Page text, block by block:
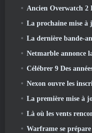
Ancien Overwatch 2 Le
La prochaine mise à jour
La dernière bande-annonce de
Netmarble annonce la date de lancement
Célébrer 9 Des années
Nexon ouvre les inscriptions
La première mise à jour descendante
Là où les vents rencontrent
Warframe se prépare à célébrer le